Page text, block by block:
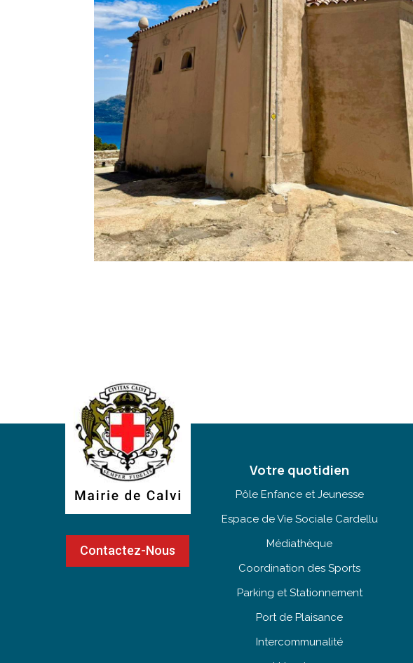
Contactez-Nous
Votre quotidien
Pôle Enfance et Jeunesse
Espace de Vie Sociale Cardellu
Médiathèque
Coordination des Sports
Parking et Stationnement
Port de Plaisance
Intercommunalité